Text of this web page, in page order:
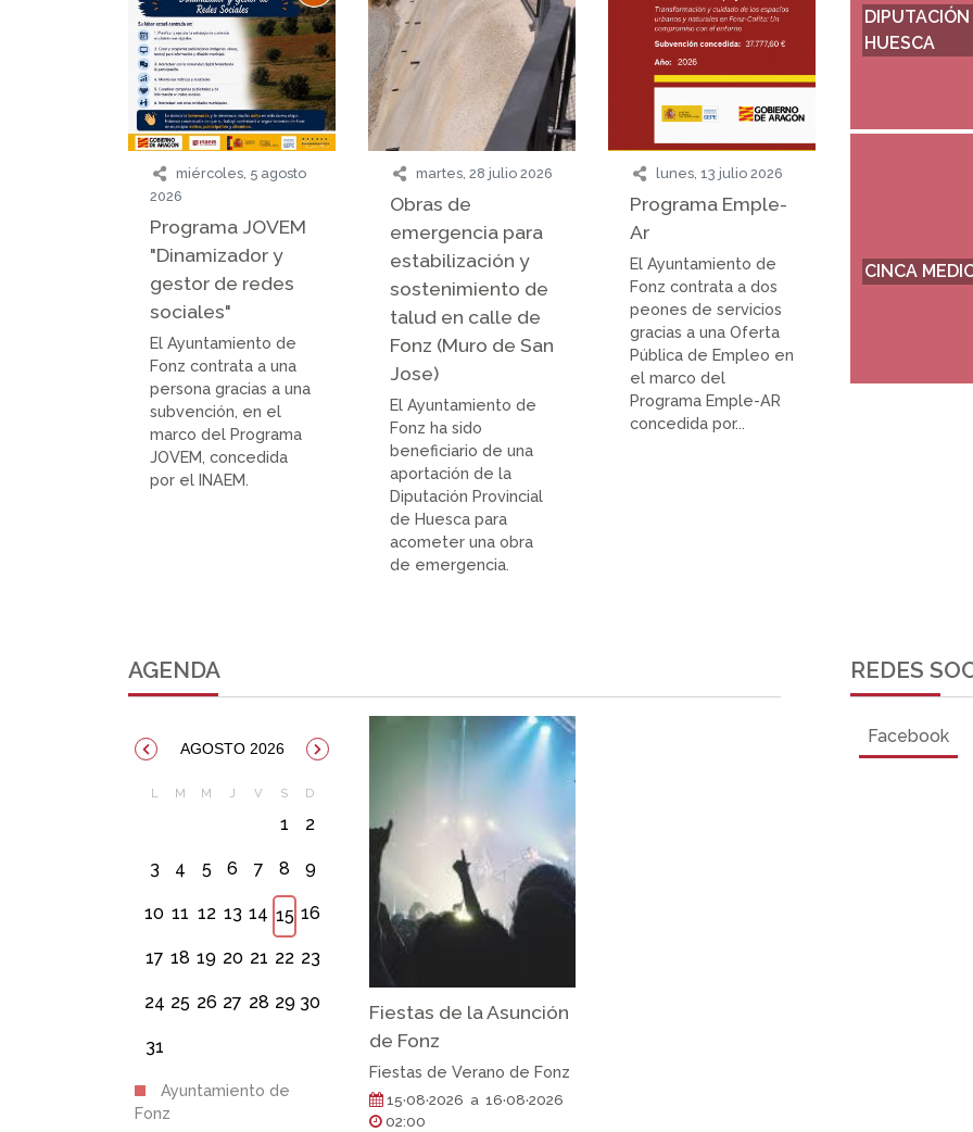
miércoles, 5 agosto
2026
Programa JOVEM
"Dinamizador y
gestor de redes
sociales"
El Ayuntamiento de
Fonz contrata a una
persona gracias a una
subvención, en el
marco del Programa
JOVEM, concedida
por el INAEM.
martes, 28 julio 2026
Obras de
emergencia para
estabilización y
sostenimiento de
talud en calle de
Fonz (Muro de San
Jose)
El Ayuntamiento de
Fonz ha sido
beneficiario de una
aportación de la
Diputación Provincial
de Huesca para
acometer una obra
de emergencia.
lunes, 13 julio 2026
Programa Emple-
Ar
El Ayuntamiento de
Fonz contrata a dos
peones de servicios
gracias a una Oferta
Pública de Empleo en
el marco del
Programa Emple-AR
concedida por...
DIPUTACIÓN
HUESCA
CINCA
AGENDA
AGOSTO 2026
1 2
3 4 5 6 7 8 9
10 11 12 13 14 15 16
17 18 19 20 21 22 23
24 25 26 27 28 29 30
31
Ayuntamiento de
Fonz
Fiestas de la Asunción
de Fonz
Fiestas de Verano de Fonz
15·08·2026 a 16·08·2026
02:00
REDES
Facebook